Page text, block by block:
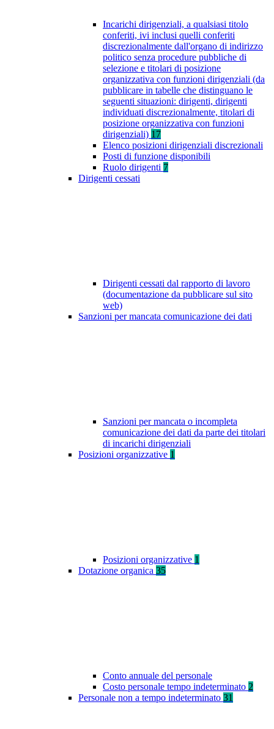
Incarichi dirigenziali, a qualsiasi titolo
conferiti, ivi inclusi quelli conferiti
discrezionalmente dall'organo di indirizzo
politico senza procedure pubbliche di
selezione e titolari di posizione
organizzativa con funzioni dirigenziali (da
pubblicare in tabelle che distinguano le
seguenti situazioni: dirigenti, dirigenti
individuati discrezionalmente, titolari di
posizione organizzativa con funzioni
dirigenziali) 17
Elenco posizioni dirigenziali discrezionali
Posti di funzione disponibili
Ruolo dirigenti 7
Dirigenti cessati
Dirigenti cessati dal rapporto di lavoro
(documentazione da pubblicare sul sito
web)
Sanzioni per mancata comunicazione dei dati
Sanzioni per mancata o incompleta
comunicazione dei dati da parte dei titolari
di incarichi dirigenziali
Posizioni organizzative 1
Posizioni organizzative 1
Dotazione organica 35
Conto annuale del personale
Costo personale tempo indeterminato 2
Personale non a tempo indeterminato 31